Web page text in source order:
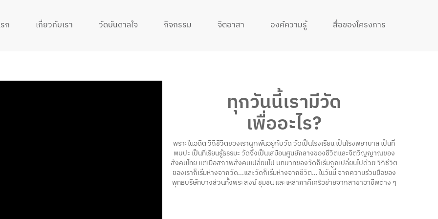
ก เกี่ยวกับเรา วัดบันดาลใจ กิจกรรม จิตอาสา องค์ความรู้ สื่อของโครงการ
ทุกวันนี้เรามีวัด
เพื่ออะไร?
พราะในอดีต วิถีชีวิตของเราผูกพันอยู่กับวัด วัดเป็นโรงเรียน เป็นโรงพยาบาล เป็นที่
พบปะ เป็นที่เรียนรู้ธรรมะ วัดจึงเป็นเสมือนศูนย์กลางของชีวิตและจิตวิญญาณของ
สังคมไทย แต่เมื่อสภาพสังคมเปลี่ยนไป บทบาทของวัดก็เริ่มถูกเปลี่ยนไปด้วย วิถีชีวิต
ของเราก็เริ่มห่างจากวัด...และวัดก็เริ่มห่างจากชีวิต… ในวันนี้ จากความร่วมมือของ
พุทธบริษัทบางส่วนทั้งพระสงฆ์ ชุมชน และเหล่าภาคีเครือข่ายจากสาขาอาชีพต่าง ๆ